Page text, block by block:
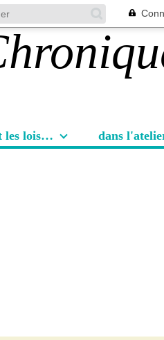
Les sorties et les loisirs dans